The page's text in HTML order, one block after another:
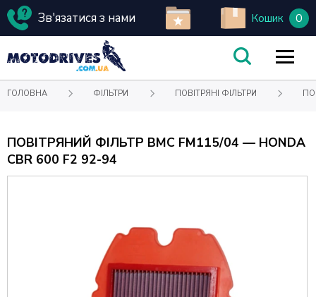
Зв'язатися з нами Кошик 0
ГОЛОВНА ФІЛЬТРИ ПОВІТРЯНІ ФІЛЬТРИ
ПОВІТРЯНИЙ ФІЛЬТР BMC FM115/04 — HONDA
CBR 600 F2 92-94